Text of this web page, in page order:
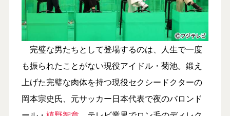
完璧な男たちとして登場するのは、人生で一度
も振られたことがない現役アイドル・菊池。鍛え
上げた完璧な肉体を持つ現役セクシードクターの
岡本宗史氏、元サッカー日本代表で夜のバロンド